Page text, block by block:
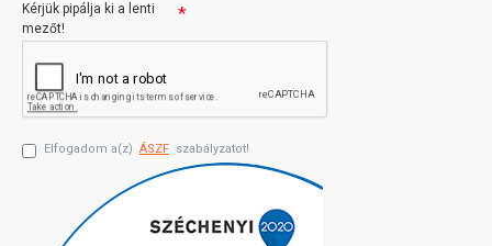
Kérjük pipálja ki a lenti
mezőt!
Elfogadom a(z) ÁSZF szabályzatot!